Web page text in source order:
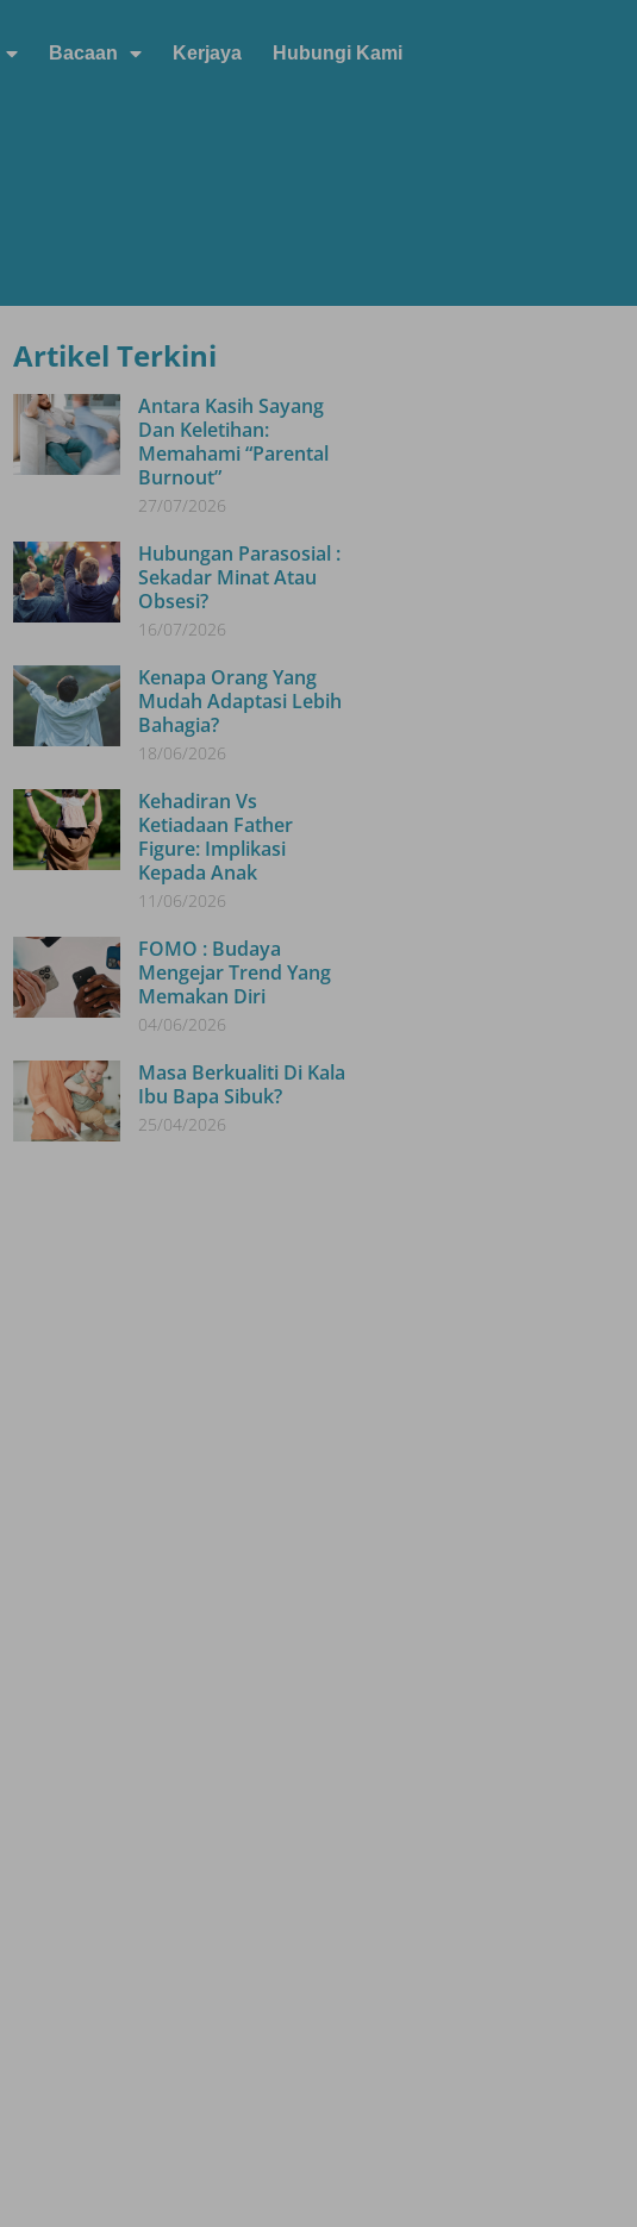
Bacaan Kerjaya Hubungi Kami
Artikel Terkini
Antara Kasih Sayang
Dan Keletihan:
Memahami “Parental
Burnout”
27/07/2026
Hubungan Parasosial :
Sekadar Minat Atau
Obsesi?
16/07/2026
Kenapa Orang Yang
Mudah Adaptasi Lebih
Bahagia?
18/06/2026
Kehadiran Vs
Ketiadaan Father
Figure: Implikasi
Kepada Anak
11/06/2026
FOMO : Budaya
Mengejar Trend Yang
Memakan Diri
04/06/2026
Masa Berkualiti Di Kala
Ibu Bapa Sibuk?
25/04/2026